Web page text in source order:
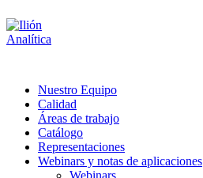
Nuestro Equipo
Calidad
Áreas de trabajo
Catálogo
Representaciones
Webinars y notas de aplicaciones
Webinars